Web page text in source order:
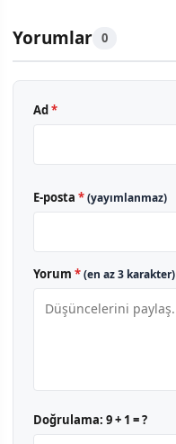
Yorumlar 0
Ad *
E-posta *(yayımlanmaz)
Yorum *(en az 3 karakter)
Doğrulama: 9 + 1 = ?